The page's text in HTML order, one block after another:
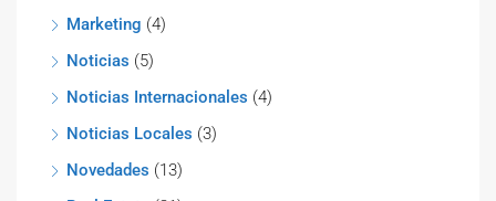
Marketing (4)
Noticias (5)
Noticias Internacionales (4)
Noticias Locales (3)
Novedades (13)